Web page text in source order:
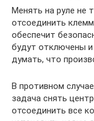
Менять на руле не
отсоединить
обеспечит
будут отключены
думать, что
В противном
задача снять
отсоединить все